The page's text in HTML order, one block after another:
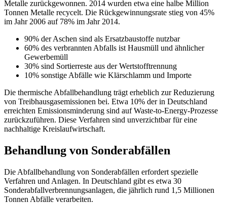
Metalle zurückgewonnen. 2014 wurden etwa eine halbe Million
Tonnen Metalle recycelt. Die Rückgewinnungsrate stieg von 45%
im Jahr 2006 auf 78% im Jahr 2014.
90% der Aschen sind als Ersatzbaustoffe nutzbar
60% des verbrannten Abfalls ist Hausmüll und ähnlicher
Gewerbemüll
30% sind Sortierreste aus der Wertstofftrennung
10% sonstige Abfälle wie Klärschlamm und Importe
Die thermische Abfallbehandlung trägt erheblich zur Reduzierung
von Treibhausgasemissionen bei. Etwa 10% der in Deutschland
erreichten Emissionsminderung sind auf Waste-to-Energy-Prozesse
zurückzuführen. Diese Verfahren sind unverzichtbar für eine
nachhaltige Kreislaufwirtschaft.
Behandlung von Sonderabfällen
Die Abfallbehandlung von Sonderabfällen erfordert spezielle
Verfahren und Anlagen. In Deutschland gibt es etwa 30
Sonderabfallverbrennungsanlagen, die jährlich rund 1,5 Millionen
Tonnen Abfälle verarbeiten.